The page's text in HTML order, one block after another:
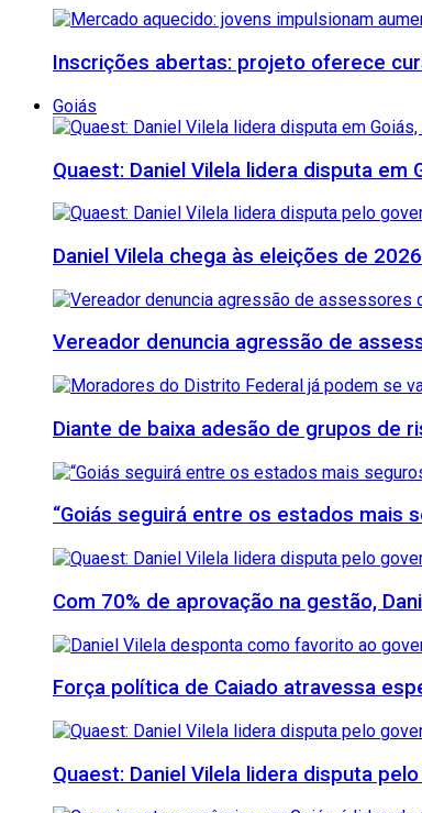
Inscrições abertas: projeto oferece
Goiás
Quaest: Daniel Vilela lidera disputa
Daniel Vilela chega às eleições de
Vereador denuncia agressão de
Diante de baixa adesão de grupos de
“Goiás seguirá entre os estados mais
Com 70% de aprovação na gestão,
Força política de Caiado atravessa
Quaest: Daniel Vilela lidera disputa